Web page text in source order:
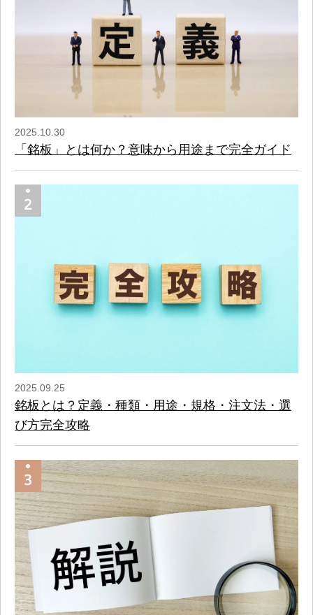
2025.10.30
「銘板」とは何か？意味から用途まで完全ガイド
2025.09.25
銘板とは？定義・種類・用途・規格・注文法・選
び方完全攻略